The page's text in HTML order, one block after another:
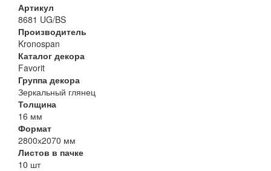
Артикул
8681 UG/BS
Производитель
Kronospan
Каталог декора
Favorit
Группа декора
Зеркальный глянец
Толщина
16 мм
Формат
2800х2070 мм
Листов в пачке
10 шт